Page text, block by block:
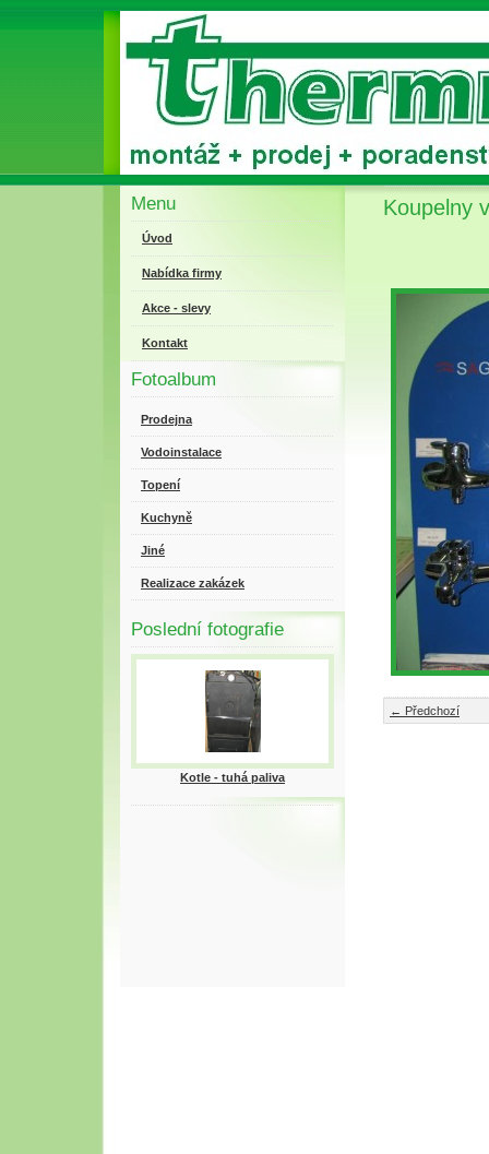
Menu
Úvod
Nabídka firmy
Akce - slevy
Kontakt
Fotoalbum
Prodejna
Vodoinstalace
Topení
Kuchyně
Jiné
Realizace zakázek
Poslední fotografie
Kotle - tuhá paliva
Koupelny
← Předchozí